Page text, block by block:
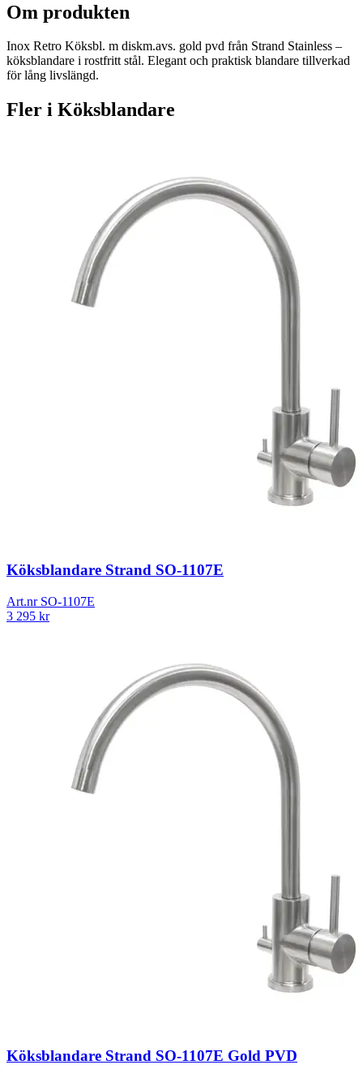
Om produkten
Inox Retro Köksbl. m diskm.avs. gold pvd från Strand Stainless –
köksblandare i rostfritt stål. Elegant och praktisk blandare tillverkad
för lång livslängd.
Fler i Köksblandare
Köksblandare Strand SO-1107E
Art.nr SO-1107E
3 295 kr
Köksblandare Strand SO-1107E Gold PVD